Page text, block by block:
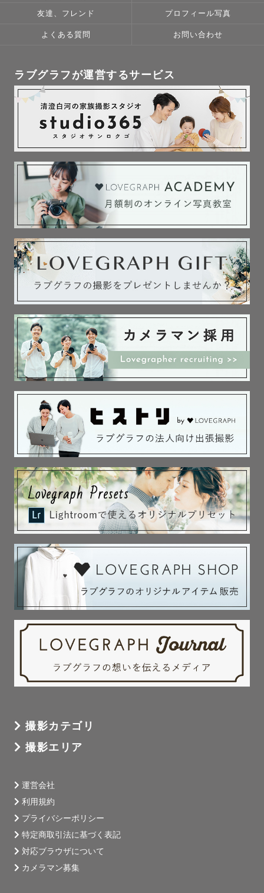
友達、フレンド プロフィール写真
よくある質問 お問い合わせ
ラブグラフが運営するサービス
撮影カテゴリ
撮影エリア
運営会社
利用規約
プライバシーポリシー
特定商取引法に基づく表記
対応ブラウザについて
カメラマン募集